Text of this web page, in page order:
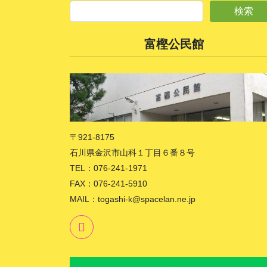
富樫公民館
〒921-8175
石川県金沢市山科１丁目６番８号
TEL：076-241-1971
FAX：076-241-5910
MAIL：togashi-k@spacelan.ne.jp